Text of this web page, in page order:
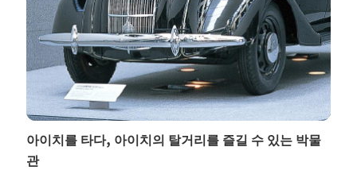
아이치를 타다, 아이치의 탈거리를 즐길 수 있는 박물
관